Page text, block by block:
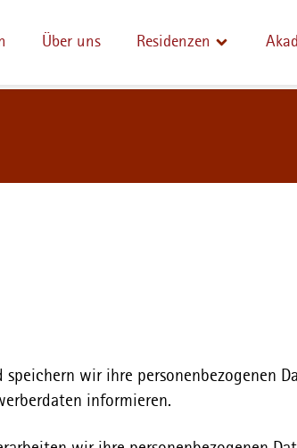
Über uns Residenzen
wir ihre personenbezogenen
informieren.